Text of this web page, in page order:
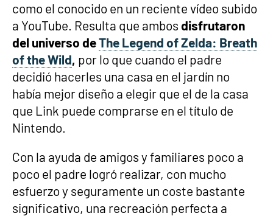
como el conocido en un reciente vídeo subido
a YouTube. Resulta que ambos disfrutaron
del universo deThe Legend of Zelda: Breath
of the Wild, por lo que cuando el padre
decidió hacerles una casa en el jardín no
había mejor diseño a elegir que el de la casa
que Link puede comprarse en el título de
Nintendo.
Con la ayuda de amigos y familiares poco a
poco el padre logró realizar, con mucho
esfuerzo y seguramente un coste bastante
significativo, una recreación perfecta a